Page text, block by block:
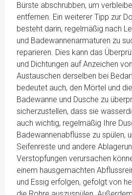
Bürste abschrubben, um
entfernen. Ein weiterer Tipp zur
besteht darin, regelmäßig nach
und Badewannenarmaturen zu
reparieren. Dies kann das
und Dichtungen auf Anzeichen
Austauschen derselben bei
bedeutet auch, den Mörtel und
Badewanne und Dusche zu
sicherzustellen, dass sie
auch wichtig, regelmäßig Ihre
Badewannenabflüsse zu spülen,
Seifenreste und andere
Verstopfungen verursachen
einem hausgemachten
und Essig erfolgen, gefolgt von